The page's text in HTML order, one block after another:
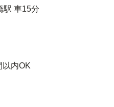
駅 車15分
以内OK